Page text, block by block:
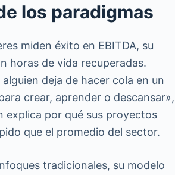
los paradigmas
miden éxito en EBITDA, su
horas de vida recuperadas.
deja de hacer cola en un
crear, aprender o descansar»,
explica por qué sus proyectos
que el promedio del sector.
tradicionales, su modelo